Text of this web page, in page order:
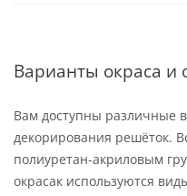
Варианты окраса и
Вам доступны различные
декорирования решёток.
полиуретан-акриловым
окрасак используются